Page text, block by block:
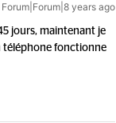
Forum|Forum|8 years ago
jours, maintenant je
téléphone fonctionne